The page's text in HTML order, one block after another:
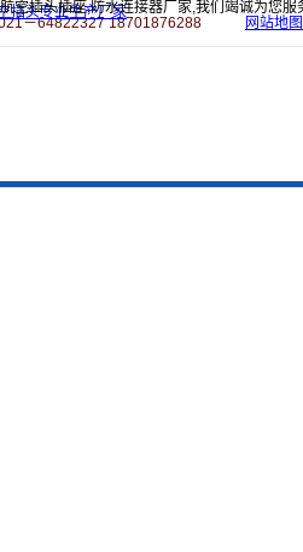
空插头插座,防水连接器厂家,我们竭诚为您服
－64822327 18701876288
网站地图